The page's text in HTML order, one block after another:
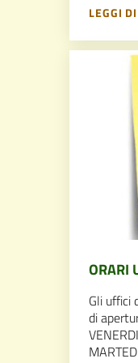
LEGGI
ORARI
Gli uffici
di